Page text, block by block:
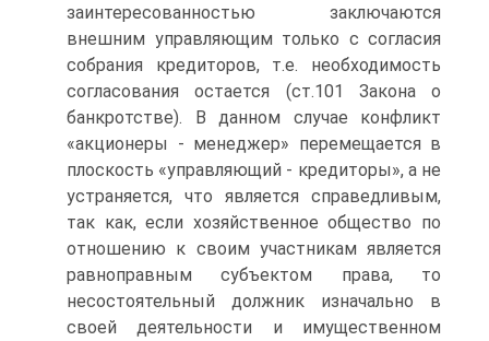
заинтересованностью заключаются
внешним управляющим только с согласия
собрания кредиторов, т.е. необходимость
согласования остается (ст.101 Закона о
банкротстве). В данном случае конфликт
«акционеры - менеджер» перемещается в
плоскость «управляющий - кредиторы», а не
устраняется, что является справедливым,
так как, если хозяйственное общество по
отношению к своим участникам является
равноправным субъектом права, то
несостоятельный должник изначально в
своей деятельности и имущественном